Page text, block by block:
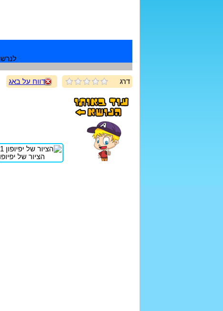
דרג דווח על באג
הציור של יפיופון